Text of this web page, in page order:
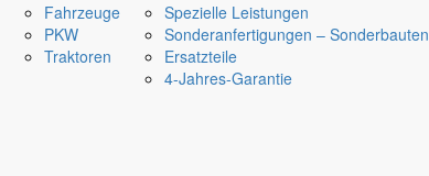
Fahrzeuge
PKW
Traktoren
Spezielle Leistungen
Sonderanfertigungen – Sonderbauten
Ersatzteile
4-Jahres-Garantie